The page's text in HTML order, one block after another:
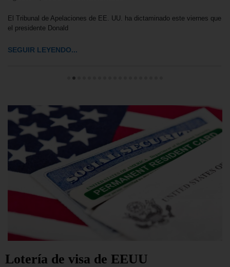
El Tribunal de Apelaciones de EE. UU. ha dictaminado este viernes que
el presidente Donald
SEGUIR LEYENDO...
Lotería de visa de EEUU